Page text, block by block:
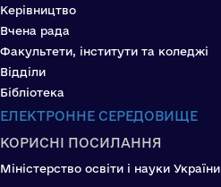
Керівництво
Вчена рада
Факультети, інститути та коледжі
Відділи
Бібліотека
ЕЛЕКТРОННЕ СЕРЕДОВИЩЕ
КОРИСНІ ПОСИЛАННЯ
Міністерство освіти і науки України